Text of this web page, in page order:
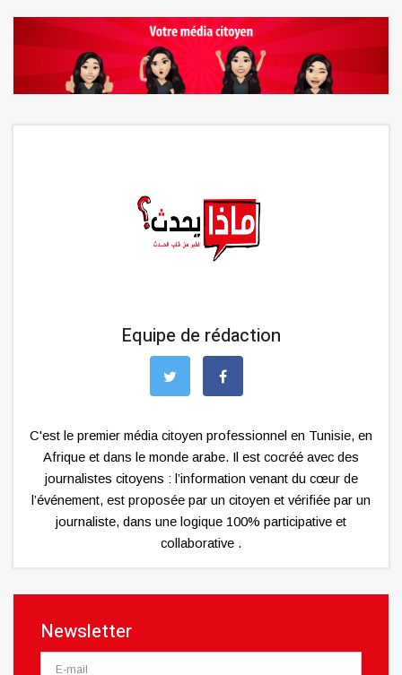
Equipe de rédaction
C'est le premier média citoyen professionnel en Tunisie, en
Afrique et dans le monde arabe. Il est cocréé avec des
journalistes citoyens : l’information venant du cœur de
l’événement, est proposée par un citoyen et vérifiée par un
journaliste, dans une logique 100% participative et
collaborative .
Newsletter